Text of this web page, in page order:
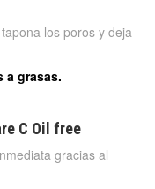
los poros y deja
a grasas.
C Oil free
gracias al